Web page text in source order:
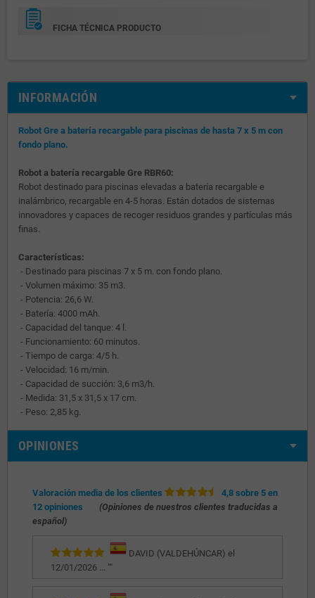
FICHA TÉCNICA PRODUCTO
INFORMACIÓN
Robot Gre a batería recargable para piscinas de hasta 7 x 5 m con
fondo plano.
Robot a batería recargable Gre RBR60:
Robot destinado para piscinas elevadas a batería recargable e
inalámbrico, recargable en 4-5 horas. Están dotados de sistemas
innovadores y capaces de recoger residuos grandes y partículas más
finas.
Características:
- Destinado para piscinas 7 x 5 m. con fondo plano.
- Volumen máximo: 35 m3.
- Potencia: 26,6 W.
- Batería: 4000 mAh.
- Capacidad del tanque: 4 l.
- Funcionamiento: 60 minutos.
- Tiempo de carga: 4/5 h.
- Velocidad: 16 m/min.
- Capacidad de succión: 3,6 m3/h.
- Medida: 31,5 x 31,5 x 17 cm.
- Peso: 2,85 kg.
OPINIONES
Valoración media de los clientes
4,8 sobre 5 en
12 opiniones
(Opiniones de nuestros clientes traducidas a
español)
DAVID (VALDEHÚNCAR) el
12/01/2026 ... ""